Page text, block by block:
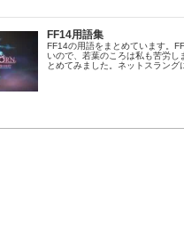
FF14用語集
FF14の用語をまとめています。
いので、若葉のころは私も苦労し
とめてみました。ネットスラング